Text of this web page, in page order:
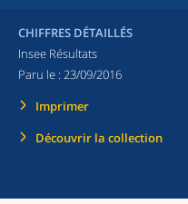
CHIFFRES DÉTAILLÉS
Insee Résultats
Paru le : 23/09/2016
Imprimer
Découvrir la collection